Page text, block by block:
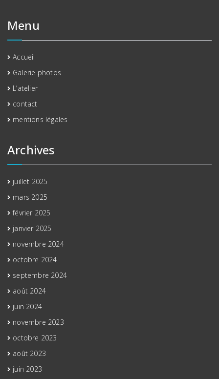
Menu
Accueil
Galerie photos
L’atelier
contact
mentions légales
Archives
juillet 2025
mars 2025
février 2025
janvier 2025
novembre 2024
octobre 2024
septembre 2024
août 2024
juin 2024
novembre 2023
octobre 2023
août 2023
juin 2023